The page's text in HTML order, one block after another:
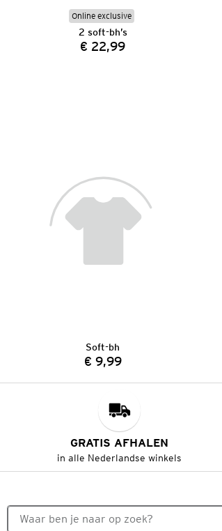
Online exclusive
2 soft-bh’s
Prijs:
€ 22,99
Soft-bh
Prijs:
€ 9,99
GRATIS AFHALEN
in alle Nederlandse winkels